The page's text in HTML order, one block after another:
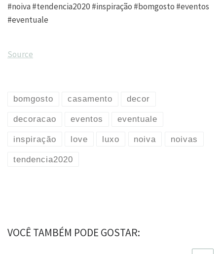
#noiva #tendencia2020 #inspiração #bomgosto #eventos
#eventuale
Source
bomgosto casamento decor
decoracao eventos eventuale
inspiração love luxo noiva noivas
tendencia2020
VOCÊ TAMBÉM PODE GOSTAR: